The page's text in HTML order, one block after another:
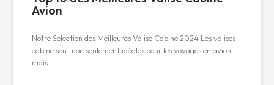
Avion
Notre Selection des Meilleures Valise Cabine 2024 Les valises
cabine sont non seulement idéales pour les voyages en avion
mais